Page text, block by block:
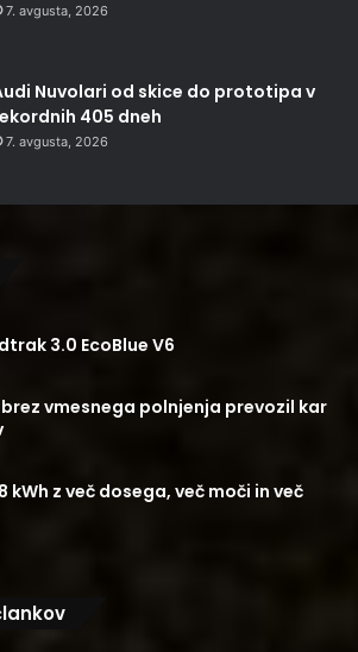
7. avgusta, 2026
Nuvolari od skice do prototipa v
405 dneh
7. avgusta, 2026
3.0 EcoBlue V6
vmesnega polnjenja prevozil kar
kWh z več dosega, več moči in več